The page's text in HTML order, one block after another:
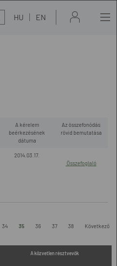
HU EN
A kérelem
beérkezésének
dátuma
Az összefonódás
rövid bemutatása
2014.03.17.
Összefoglaló
34 35 36 37 38 Következő
A közvetlen résztvevők